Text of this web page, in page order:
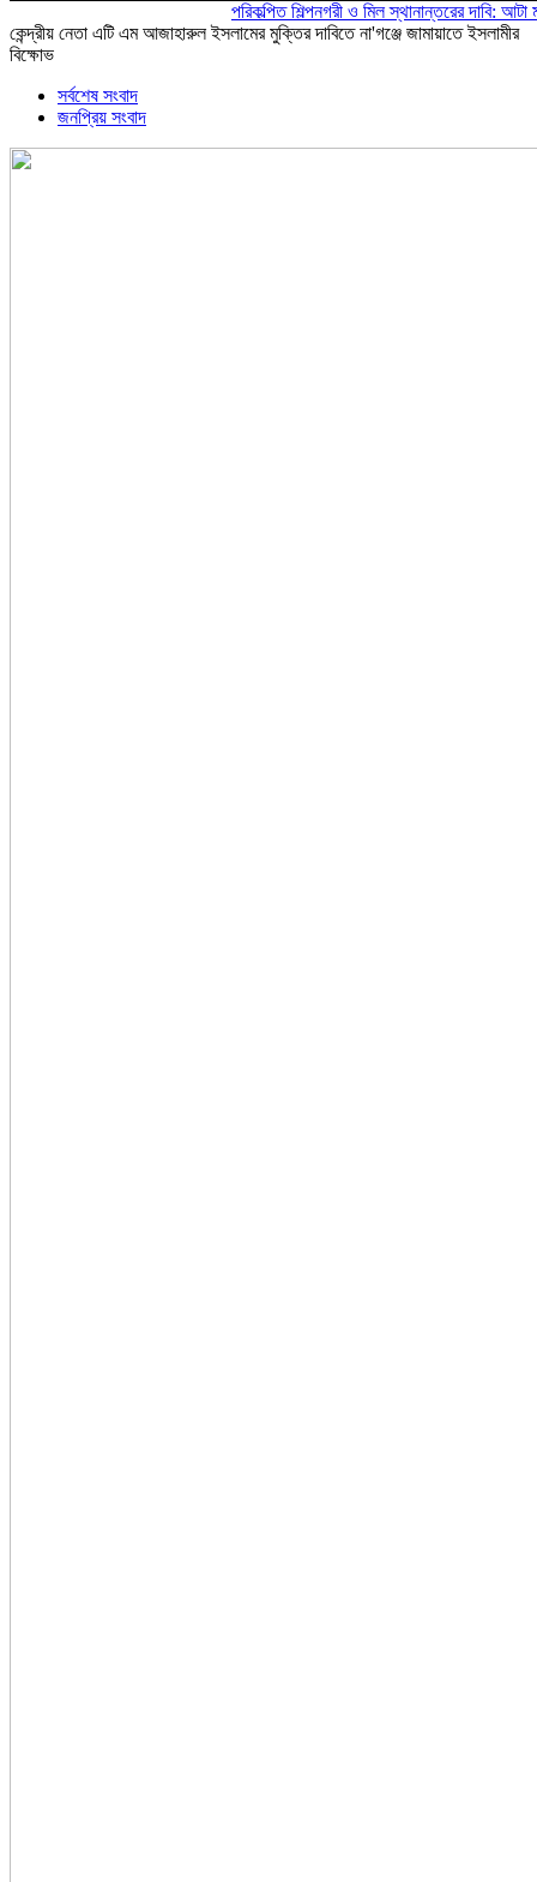
পরিকল্পিত শিল্পনগরী ও মিল স্থানান্তরের দাবি: আটা ময়দা
কেন্দ্রীয় নেতা এটি এম আজাহারুল ইসলামের মুক্তির দাবিতে না'গঞ্জে জামায়াতে ইসলামীর
বিক্ষোভ
সর্বশেষ সংবাদ
জনপ্রিয় সংবাদ